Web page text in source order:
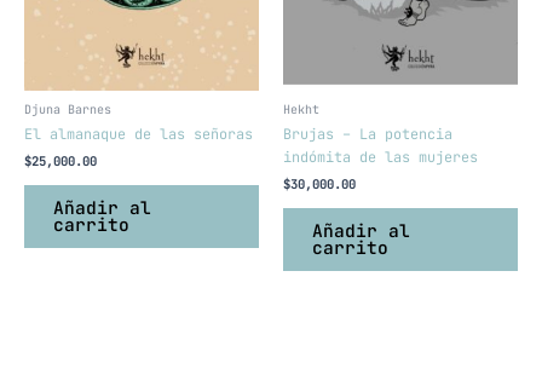
Djuna Barnes
El almanaque de las señoras
$25,000.00
Añadir al
carrito
Hekht
Brujas – La potencia
indómita de las mujeres
$30,000.00
Añadir al
carrito